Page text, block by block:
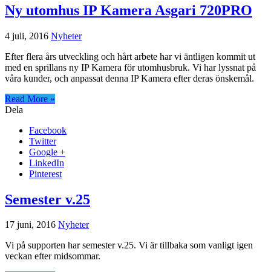
Ny utomhus IP Kamera Asgari 720PRO
4 juli, 2016 Nyheter
Efter flera års utveckling och hårt arbete har vi äntligen kommit ut
med en sprillans ny IP Kamera för utomhusbruk. Vi har lyssnat på
våra kunder, och anpassat denna IP Kamera efter deras önskemål.
Read More »
Dela
Facebook
Twitter
Google +
LinkedIn
Pinterest
Semester v.25
17 juni, 2016 Nyheter
Vi på supporten har semester v.25. Vi är tillbaka som vanligt igen
veckan efter midsommar.